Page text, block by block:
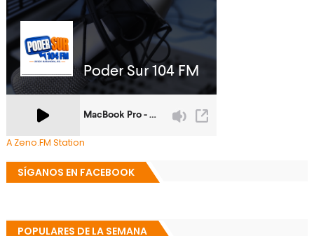
A Zeno.FM Station
SÍGANOS EN FACEBOOK
POPULARES DE LA SEMANA